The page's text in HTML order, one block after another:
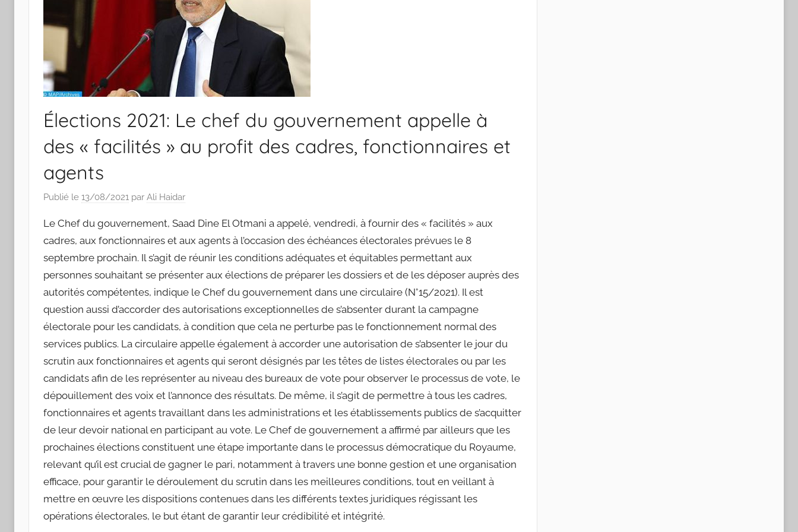
Élections 2021: Le chef du gouvernement appelle à
des « facilités » au profit des cadres, fonctionnaires et
agents
Publié le 13/08/2021 par Ali Haidar
Le Chef du gouvernement, Saad Dine El Otmani a appelé, vendredi, à fournir des « facilités » aux
cadres, aux fonctionnaires et aux agents à l’occasion des échéances électorales prévues le 8
septembre prochain. Il s’agit de réunir les conditions adéquates et équitables permettant aux
personnes souhaitant se présenter aux élections de préparer les dossiers et de les déposer auprès des
autorités compétentes, indique le Chef du gouvernement dans une circulaire (N°15/2021). Il est
question aussi d’accorder des autorisations exceptionnelles de s’absenter durant la campagne
électorale pour les candidats, à condition que cela ne perturbe pas le fonctionnement normal des
services publics. La circulaire appelle également à accorder une autorisation de s’absenter le jour du
scrutin aux fonctionnaires et agents qui seront désignés par les têtes de listes électorales ou par les
candidats afin de les représenter au niveau des bureaux de vote pour observer le processus de vote, le
dépouillement des voix et l’annonce des résultats. De même, il s’agit de permettre à tous les cadres,
fonctionnaires et agents travaillant dans les administrations et les établissements publics de s’acquitter
de leur devoir national en participant au vote. Le Chef de gouvernement a affirmé par ailleurs que les
prochaines élections constituent une étape importante dans le processus démocratique du Royaume,
relevant qu’il est crucial de gagner le pari, notamment à travers une bonne gestion et une organisation
efficace, pour garantir le déroulement du scrutin dans les meilleures conditions, tout en veillant à
mettre en œuvre les dispositions contenues dans les différents textes juridiques régissant les
opérations électorales, le but étant de garantir leur crédibilité et intégrité.